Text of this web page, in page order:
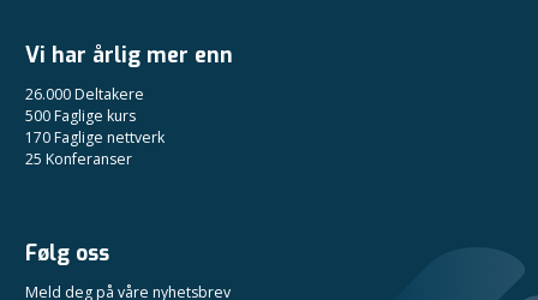
Vi har årlig mer enn
26.000 Deltakere
500 Faglige kurs
170 Faglige nettverk
25 Konferanser
Følg oss
Meld deg på våre nyhetsbrev